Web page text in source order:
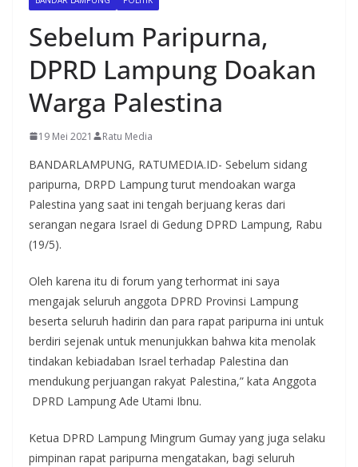
Sebelum Paripurna,
DPRD Lampung Doakan
Warga Palestina
19 Mei 2021 Ratu Media
BANDARLAMPUNG, RATUMEDIA.ID- Sebelum sidang
paripurna, DRPD Lampung turut mendoakan warga
Palestina yang saat ini tengah berjuang keras dari
serangan negara Israel di Gedung DPRD Lampung, Rabu
(19/5).
Oleh karena itu di forum yang terhormat ini saya
mengajak seluruh anggota DPRD Provinsi Lampung
beserta seluruh hadirin dan para rapat paripurna ini untuk
berdiri sejenak untuk menunjukkan bahwa kita menolak
tindakan kebiadaban Israel terhadap Palestina dan
mendukung perjuangan rakyat Palestina,” kata Anggota
DPRD Lampung Ade Utami Ibnu.
Ketua DPRD Lampung Mingrum Gumay yang juga selaku
pimpinan rapat paripurna mengatakan, bagi seluruh